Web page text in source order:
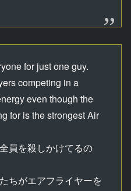
for just one guy.
competing in a
even though the
for is the strongest Air
員を殺しかけてるの
ちがエアフライヤーを